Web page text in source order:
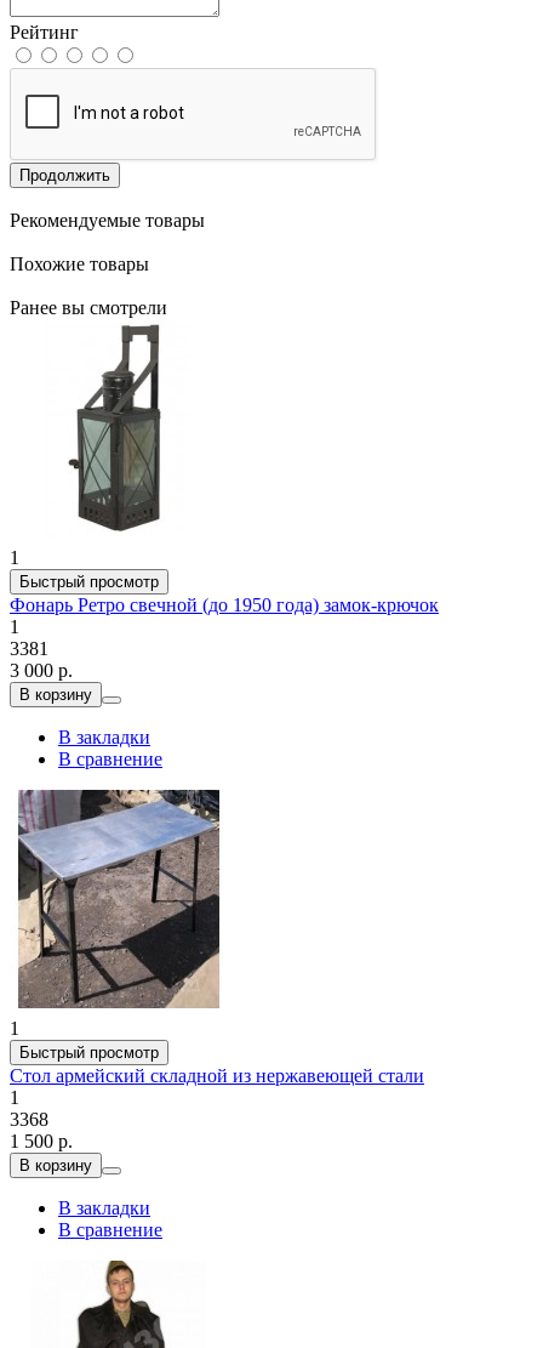
Рейтинг
Продолжить
Рекомендуемые товары
Похожие товары
Ранее вы смотрели
1
Быстрый просмотр
Фонарь Ретро свечной (до 1950 года) замок-крючок
1
3381
3 000 р.
В корзину
В закладки
В сравнение
1
Быстрый просмотр
Стол армейский складной из нержавеющей стали
1
3368
1 500 р.
В корзину
В закладки
В сравнение